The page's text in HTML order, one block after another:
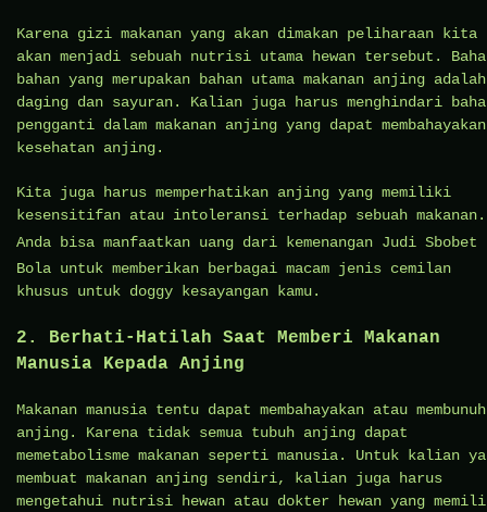
Karena gizi makanan yang akan dimakan peliharaan kita
akan menjadi sebuah nutrisi utama hewan tersebut.
bahan yang merupakan bahan utama makanan anjing adalah
daging dan sayuran. Kalian juga harus menghindari
pengganti dalam makanan anjing yang dapat membahayakan
kesehatan anjing.
Kita juga harus memperhatikan anjing yang memiliki
kesensitifan atau intoleransi terhadap sebuah makanan.
Anda bisa manfaatkan uang dari kemenangan Judi Sbobet
Bola untuk memberikan berbagai macam jenis cemilan
khusus untuk doggy kesayangan kamu.
2. Berhati-Hatilah Saat Memberi Makanan
Manusia Kepada Anjing
Makanan manusia tentu dapat membahayakan atau membunuh
anjing. Karena tidak semua tubuh anjing dapat
memetabolisme makanan seperti manusia. Untuk kalian
membuat makanan anjing sendiri, kalian juga harus
mengetahui nutrisi hewan atau dokter hewan yang